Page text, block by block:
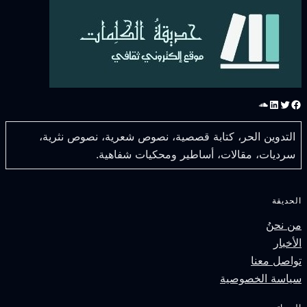
تويتر لينكد إن ساوند كلاود
التدوين الحر، كتابة قصصية، نصوص شعرية، نصوص نثرية،
سرديات، مقالات، أساطير ومحكيات شفاهية.
نحنُ
معنا
الخصوصية